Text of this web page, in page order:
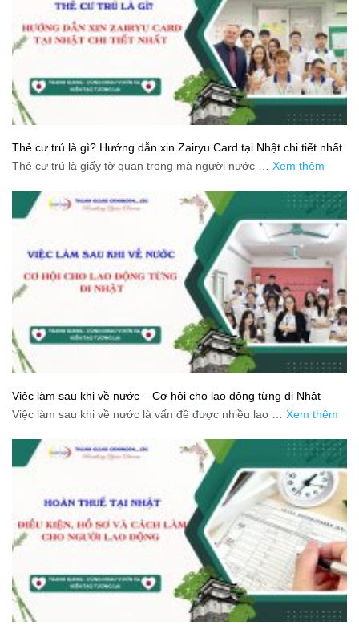
Thẻ cư trú là gì? Hướng dẫn xin Zairyu Card tại Nhật chi tiết nhất
Thẻ cư trú là giấy tờ quan trọng mà người nước … Xem thêm
Việc làm sau khi về nước – Cơ hội cho lao động từng đi Nhật
Việc làm sau khi về nước là vấn đề được nhiều lao … Xem thêm